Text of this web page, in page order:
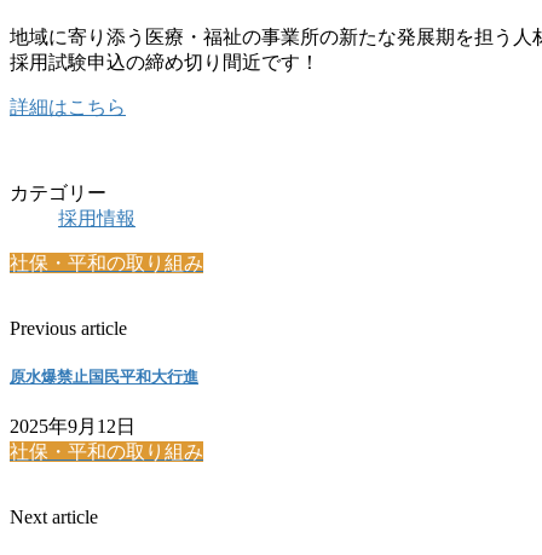
地域に寄り添う医療・福祉の事業所の新たな発展期を担う人
採用試験申込の締め切り間近です！
詳細はこちら
カテゴリー
採用情報
社保・平和の取り組み
Previous article
原水爆禁止国民平和大行進
2025年9月12日
社保・平和の取り組み
Next article